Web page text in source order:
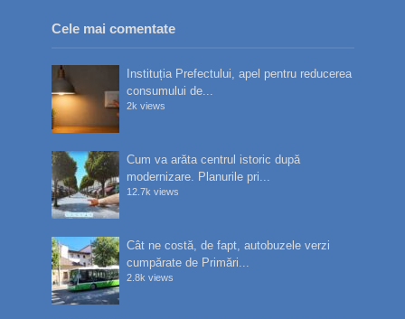
Cele mai comentate
Instituția Prefectului, apel pentru reducerea
consumului de...
2k views
Cum va arăta centrul istoric după
modernizare. Planurile pri...
12.7k views
Cât ne costă, de fapt, autobuzele verzi
cumpărate de Primări...
2.8k views